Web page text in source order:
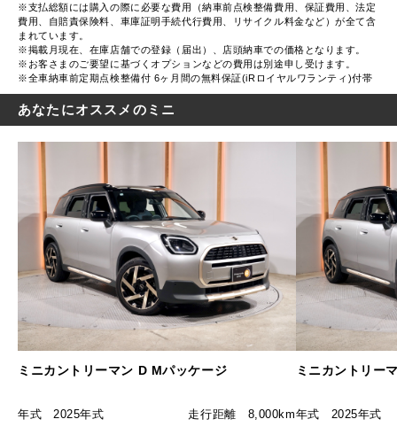
※支払総額には購入の際に必要な費用（納車前点検整備費用、保証費用、法定
費用、自賠責保険料、車庫証明手続代行費用、リサイクル料金など）が全て含
まれています。
※掲載月現在、在庫店舗での登録（届出）、店頭納車での価格となります。
※お客さまのご要望に基づくオプションなどの費用は別途申し受けます。
※全車納車前定期点検整備付 6ヶ月間の無料保証(iRロイヤルワランティ)付帯
あなたにオススメのミニ
ミニカントリーマン D Mパッケージ
年式 2025年式 走行距離 8,000km
ミニカントリー
年式 2025年式